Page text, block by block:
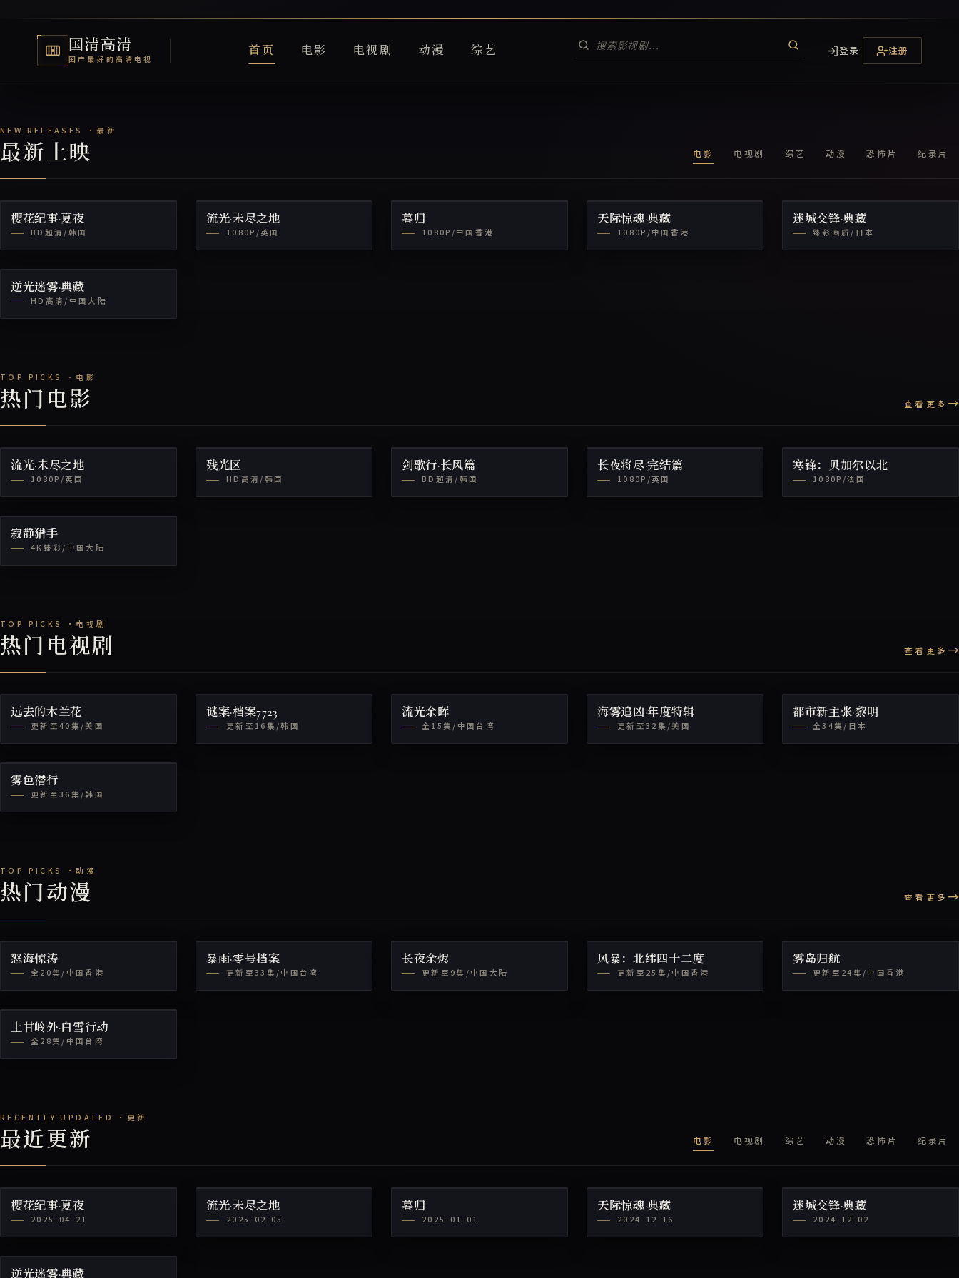
国清高清
国产最好的高清电视
首页 电影 电视剧 动漫 综艺 登录 注册
国清高清电视网
最新上映 电影 电视剧 综艺 动漫 恐怖片 纪录片
樱花纪事·夏夜
BD超清/韩国
流光·未尽之地
1080P/英国
暮归
1080P/中国香港
天际惊魂·典藏
1080P/中国香港
迷城交锋·典藏
臻彩画质/日本
逆光迷雾·典藏
HD高清/中国大陆
热门电影 查看更多
流光·未尽之地
1080P/英国
残光区
HD高清/韩国
剑歌行·长风篇
BD超清/韩国
长夜将尽·完结篇
1080P/英国
寒锋：贝加尔以北
1080P/法国
寂静猎手
4K臻彩/中国大陆
热门电视剧 查看更多
远去的木兰花
更新至40集/美国
谜案·档案7723
更新至16集/韩国
流光余晖
全15集/中国台湾
海雾追凶·年度特辑
更新至32集/美国
都市新主张·黎明
全34集/日本
雾色潜行
更新至36集/韩国
热门动漫 查看更多
怒海惊涛
全20集/中国香港
暴雨·零号档案
更新至33集/中国台湾
长夜余烬
更新至9集/中国大陆
风暴：北纬四十二度
更新至25集/中国香港
雾岛归航
更新至24集/中国香港
上甘岭外·白雪行动
全28集/中国台湾
最近更新 电影 电视剧 综艺 动漫 恐怖片 纪录片
樱花纪事·夏夜
2025-04-21
流光·未尽之地
2025-02-05
暮归
2025-01-01
天际惊魂·典藏
2024-12-16
迷城交锋·典藏
2024-12-02
逆光迷雾·典藏